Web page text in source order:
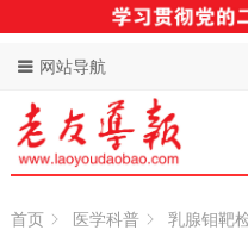
网站导航
首页 医学科普 乳腺钼靶